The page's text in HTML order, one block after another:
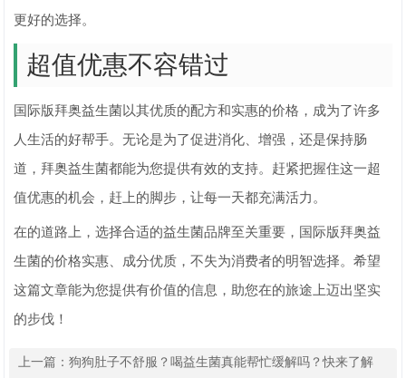
更好的选择。
超值优惠不容错过
国际版拜奥益生菌以其优质的配方和实惠的价格，成为了许多
人生活的好帮手。无论是为了促进消化、增强，还是保持肠
道，拜奥益生菌都能为您提供有效的支持。赶紧把握住这一超
值优惠的机会，赶上的脚步，让每一天都充满活力。
在的道路上，选择合适的益生菌品牌至关重要，国际版拜奥益
生菌的价格实惠、成分优质，不失为消费者的明智选择。希望
这篇文章能为您提供有价值的信息，助您在的旅途上迈出坚实
的步伐！
上一篇：狗狗肚子不舒服？喝益生菌真能帮忙缓解吗？快来了解